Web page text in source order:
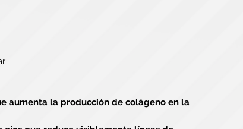
aumenta la producción de colágeno en la